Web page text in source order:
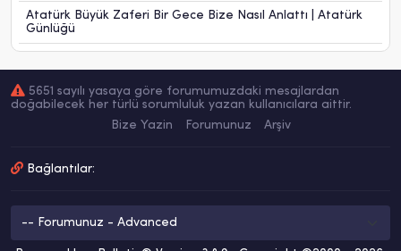
Atatürk Büyük Zaferi Bir Gece Bize Nasıl Anlattı | Atatürk
Günlüğü
5651 sayılı yasaya göre forumumuzdaki mesajlardan
doğabilecek her türlü sorumluluk yazan kullanıcılara aittir.
Bize Yazin
Forumunuz Arşiv
Bağlantılar: